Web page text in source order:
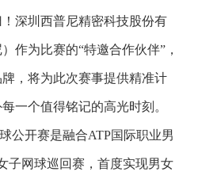
深圳西普尼精密科技股份有
作为比赛的“特邀合作伙伴”，
，将为此次赛事提供精准计
一个值得铭记的高光时刻。
开赛是融合ATP国际职业男
子网球巡回赛，首度实现男女